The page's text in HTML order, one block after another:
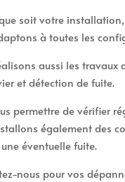
soit votre
à toutes les
aussi les
et détection de fuite.
permettre de vérifier
également des
éventuelle fuite.
nous pour vos